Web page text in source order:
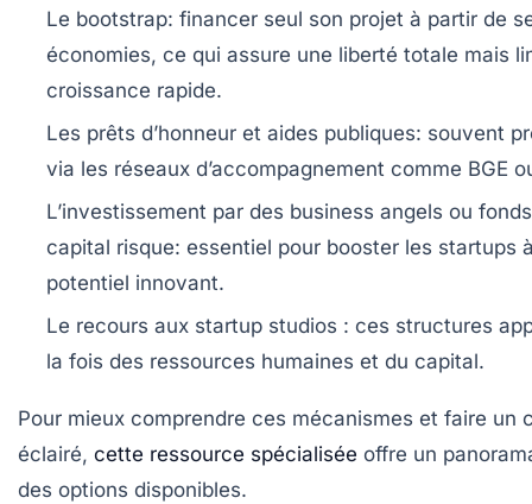
Le bootstrap: financer seul son projet à partir de
économies, ce qui assure une liberté totale mais
croissance rapide.
Les prêts d’honneur et aides publiques: souvent
via les réseaux d’accompagnement comme BGE
L’investissement par des business angels ou
capital risque: essentiel pour booster les startups
potentiel innovant.
Le recours aux startup studios : ces structures
la fois des ressources humaines et du capital.
Pour mieux comprendre ces mécanismes et faire un
éclairé, cette ressource spécialisée offre un
des options disponibles.